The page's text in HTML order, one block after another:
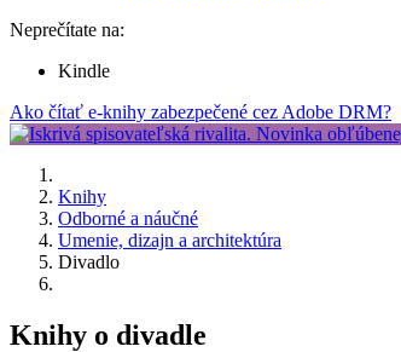
Neprečítate na:
Kindle
Ako čítať e-knihy zabezpečené cez Adobe DRM?
Knihy
Odborné a náučné
Umenie, dizajn a architektúra
Divadlo
Knihy o divadle